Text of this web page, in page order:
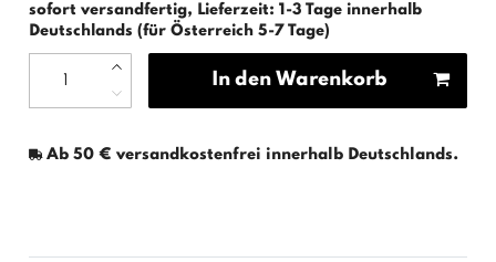
sofort versandfertig, Lieferzeit: 1-3 Tage innerhalb
Deutschlands (für Österreich 5-7 Tage)
In den Warenkorb
Ab 50 € versandkostenfrei innerhalb Deutschlands.